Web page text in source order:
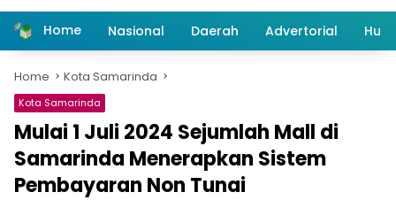
Home Nasional Daerah Advertorial
Home Kota Samarinda
Kota Samarinda
Mulai 1 Juli 2024 Sejumlah Mall di
Samarinda Menerapkan Sistem
Pembayaran Non Tunai